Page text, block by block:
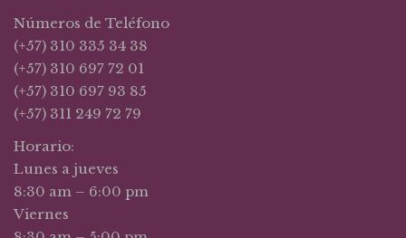
Números de Teléfono
(+57) 310 335 34 38
(+57) 310 697 72 01
(+57) 310 697 93 85
(+57) 311 249 72 79
Horario:
Lunes a jueves
8:30 am – 6:00 pm
Viernes